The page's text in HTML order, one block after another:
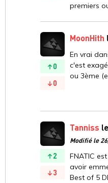
premiers
0
0
MoonHith
En vrai
c'est
ou 3ème
2
3
Tanniss
Modifié le
FNATIC
avoir
Best of 5